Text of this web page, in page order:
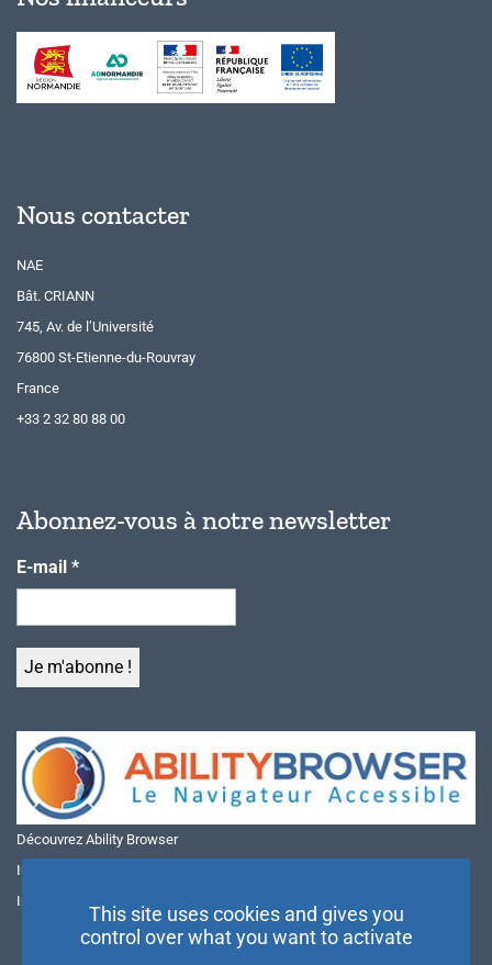
Nous contacter
NAE
Bât. CRIANN
745, Av. de l’Université
76800 St-Etienne-du-Rouvray
France
+33 2 32 80 88 00
Abonnez-vous à notre newsletter
E-mail *
Découvrez Ability Browser
Installer Ability Browser sur Windows
Installer Ability Browser sur Mac
This site uses cookies and gives you
control over what you want to activate